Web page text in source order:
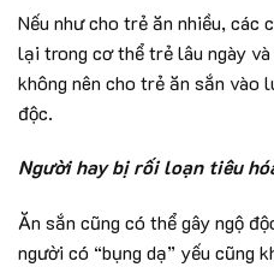
Nếu như cho trẻ ăn nhiều,
lại trong cơ thể trẻ lâu ngày
không nên cho trẻ ăn sắn vào
độc.
Người hay bị rối loạn tiêu
Ăn sắn cũng có thể gây ngộ
người có “bụng dạ” yếu cũng